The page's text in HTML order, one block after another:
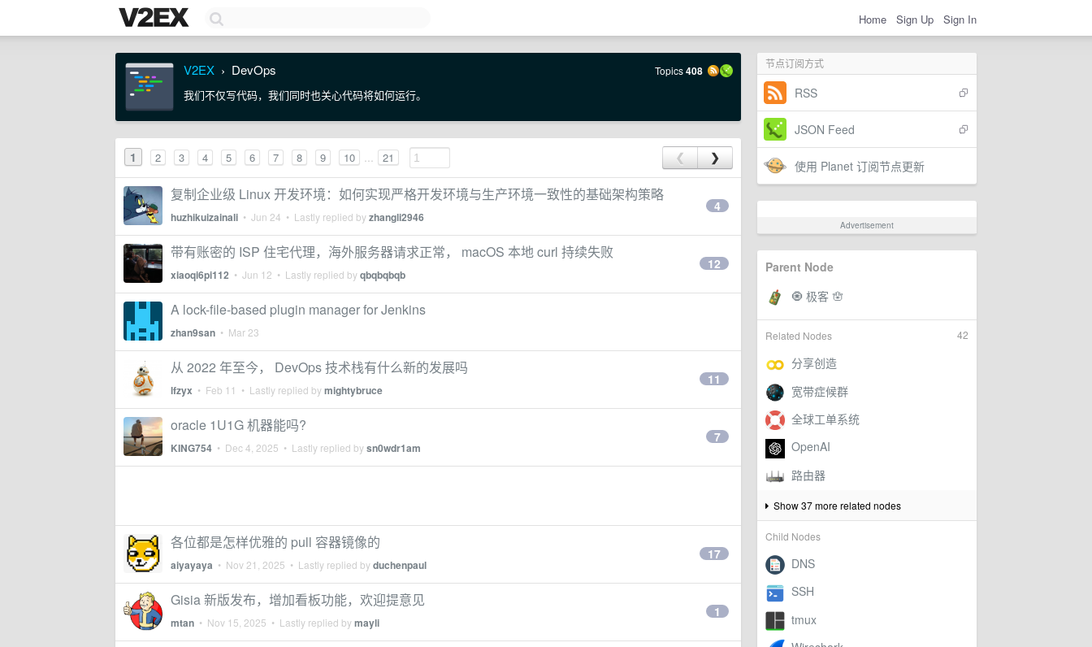
Home Sign Up Sign In
节点订阅方式
RSS
JSON Feed
使用 Planet 订阅节点更新
Advertisement
Parent Node
42
Related Nodes
Show 37 more related nodes
Child Nodes
V2EX › DevOps Topics408
我们不仅写代码，我们同时也关心代码将如何运行。
1 2 3 4 5 6 7 8 9 10 ... 21 ❮ ❯
复制企业级 Linux 开发环境：如何实现严格开发环境与生产环境一致性的基础架构策略
huzhikuizainali • Jun 24 • Lastly replied byzhangli2946
4
带有账密的 ISP 住宅代理，海外服务器请求正常， macOS 本地 curl 持续失败
xiaoqi6pi112 • Jun 12 • Lastly replied byqbqbqbqb
12
A lock-file-based plugin manager for Jenkins
zhan9san • Mar 23
从 2022 年至今， DevOps 技术栈有什么新的发展吗
lfzyx • Feb 11 • Lastly replied bymightybruce
11
oracle 1U1G 机器能吗?
KING754 • Dec 4, 2025 • Lastly replied bysn0wdr1am
7
各位都是怎样优雅的 pull 容器镜像的
aiyayaya • Nov 21, 2025 • Lastly replied byduchenpaul
17
Gisia 新版发布，增加看板功能，欢迎提意见
mtan • Nov 15, 2025 • Lastly replied bymayli
1